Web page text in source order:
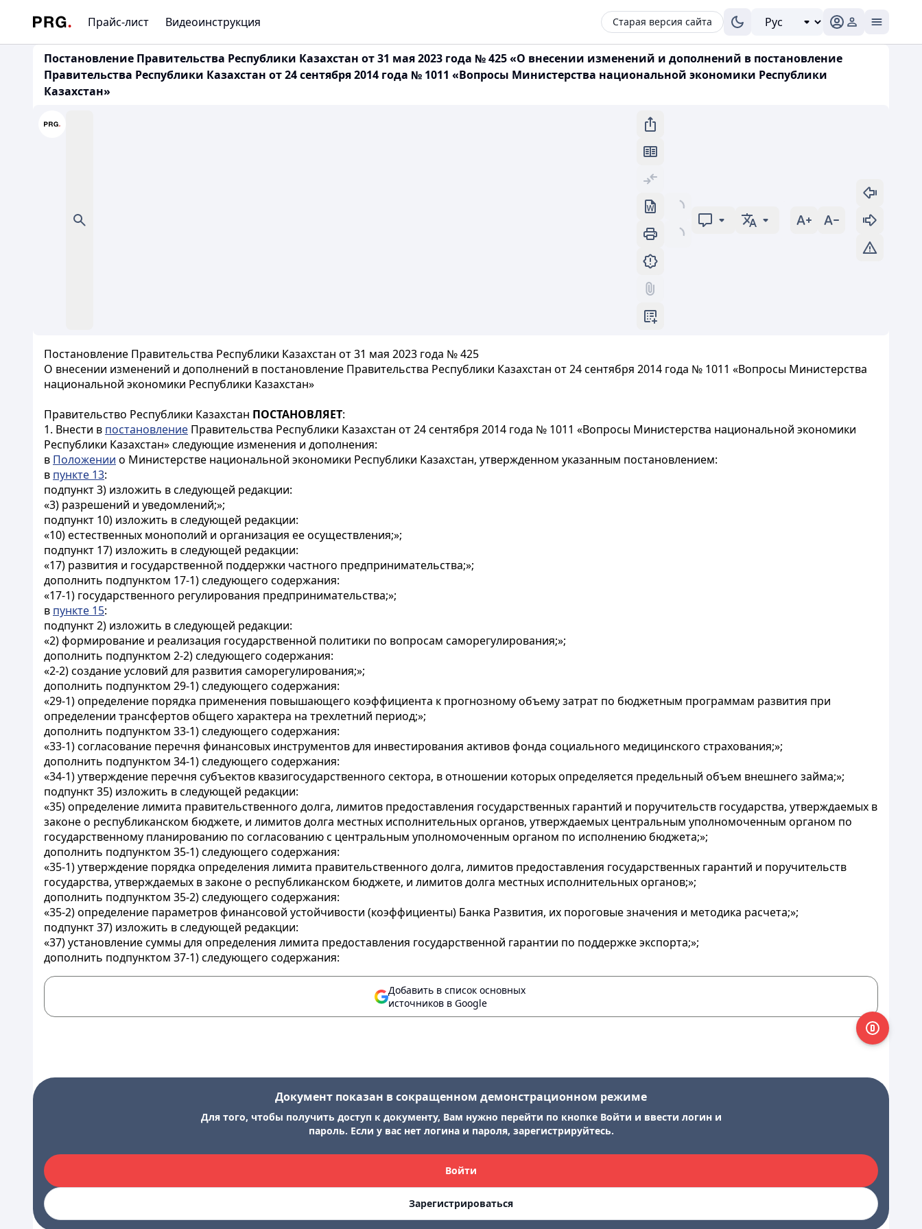
Прайс-лист Видеоинструкция Старая версия сайта
Постановление Правительства Республики Казахстан от 31 мая 2023 года № 425 «О внесении изменений и дополнений в постановление
Правительства Республики Казахстан от 24 сентября 2014 года № 1011 «Вопросы Министерства национальной экономики Республики
Казахстан»
Постановление Правительства Республики Казахстан от 31 мая 2023 года № 425
О внесении изменений и дополнений в постановление Правительства Республики Казахстан от 24 сентября 2014 года № 1011 «Вопросы Министерства
национальной экономики Республики Казахстан»
Правительство Республики Казахстан ПОСТАНОВЛЯЕТ:
1. Внести в постановление Правительства Республики Казахстан от 24 сентября 2014 года № 1011 «Вопросы Министерства национальной экономики
Республики Казахстан» следующие изменения и дополнения:
в Положении о Министерстве национальной экономики Республики Казахстан, утвержденном указанным постановлением:
в пункте 13:
подпункт 3) изложить в следующей редакции:
«3) разрешений и уведомлений;»;
подпункт 10) изложить в следующей редакции:
«10) естественных монополий и организация ее осуществления;»;
подпункт 17) изложить в следующей редакции:
«17) развития и государственной поддержки частного предпринимательства;»;
дополнить подпунктом 17-1) следующего содержания:
«17-1) государственного регулирования предпринимательства;»;
в пункте 15:
подпункт 2) изложить в следующей редакции:
«2) формирование и реализация государственной политики по вопросам саморегулирования;»;
дополнить подпунктом 2-2) следующего содержания:
«2-2) создание условий для развития саморегулирования;»;
дополнить подпунктом 29-1) следующего содержания:
«29-1) определение порядка применения повышающего коэффициента к прогнозному объему затрат по бюджетным программам развития при
определении трансфертов общего характера на трехлетний период;»;
дополнить подпунктом 33-1) следующего содержания:
«33-1) согласование перечня финансовых инструментов для инвестирования активов фонда социального медицинского страхования;»;
дополнить подпунктом 34-1) следующего содержания:
«34-1) утверждение перечня субъектов квазигосударственного сектора, в отношении которых определяется предельный объем внешнего займа;»;
подпункт 35) изложить в следующей редакции:
«35) определение лимита правительственного долга, лимитов предоставления государственных гарантий и поручительств государства, утверждаемых в
законе о республиканском бюджете, и лимитов долга местных исполнительных органов, утверждаемых центральным уполномоченным органом по
государственному планированию по согласованию с центральным уполномоченным органом по исполнению бюджета;»;
дополнить подпунктом 35-1) следующего содержания:
«35-1) утверждение порядка определения лимита правительственного долга, лимитов предоставления государственных гарантий и поручительств
государства, утверждаемых в законе о республиканском бюджете, и лимитов долга местных исполнительных органов;»;
дополнить подпунктом 35-2) следующего содержания:
«35-2) определение параметров финансовой устойчивости (коэффициенты) Банка Развития, их пороговые значения и методика расчета;»;
подпункт 37) изложить в следующей редакции:
«37) установление суммы для определения лимита предоставления государственной гарантии по поддержке экспорта;»;
дополнить подпунктом 37-1) следующего содержания:
Добавить в список основных
источников в Google
Документ показан в сокращенном демонстрационном режиме
Для того, чтобы получить доступ к документу, Вам нужно перейти по кнопке Войти и ввести логин и
пароль. Если у вас нет логина и пароля, зарегистрируйтесь.
Войти
Зарегистрироваться